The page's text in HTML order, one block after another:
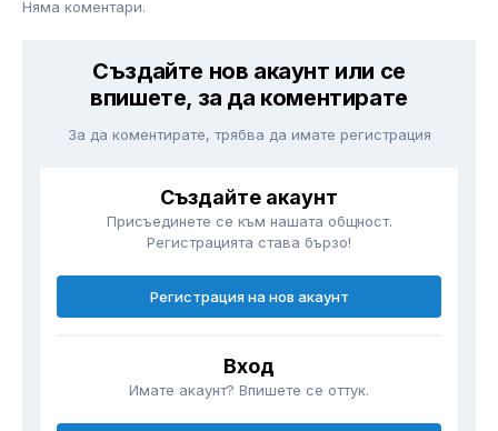
Няма коментари.
Създайте нов акаунт или се
впишете, за да коментирате
За да коментирате, трябва да имате регистрация
Създайте акаунт
Присъединете се към нашата общност.
Регистрацията става бързо!
Регистрация на нов акаунт
Вход
Имате акаунт? Впишете се оттук.